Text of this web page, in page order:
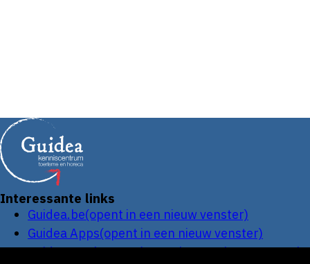
Interessante links
Guidea.be(opent in een nieuw venster)
Guidea Apps(opent in een nieuw venster)
Guidea Werknemer(opent in een nieuw venster)